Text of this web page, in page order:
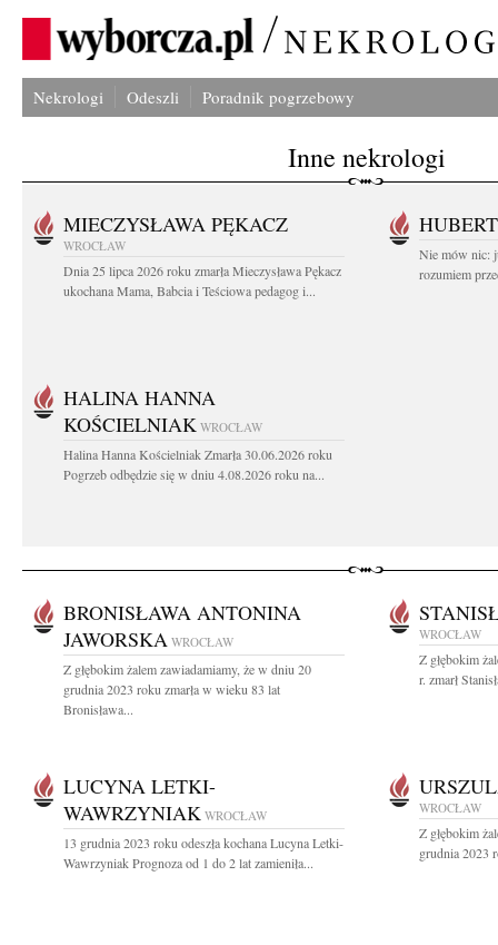
Nekrologi Odeszli Poradnik pogrzebowy
Inne nekrologi
MIECZYSŁAWA PĘKACZ
WROCŁAW
Dnia 25 lipca 2026 roku zmarła Mieczysława Pękacz
ukochana Mama, Babcia i Teściowa pedagog i...
Nie mów nic:
rozumiem
HALINA HANNA
KOŚCIELNIAK WROCŁAW
Halina Hanna Kościelniak Zmarła 30.06.2026 roku
Pogrzeb odbędzie się w dniu 4.08.2026 roku na...
BRONISŁAWA ANTONINA
JAWORSKA WROCŁAW
Z głębokim żalem zawiadamiamy, że w dniu 20
grudnia 2023 roku zmarła w wieku 83 lat
Bronisława...
WROCŁAW
Z głębokim
r. zmarł
LUCYNA LETKI-
WAWRZYNIAK WROCŁAW
13 grudnia 2023 roku odeszła kochana Lucyna Letki-
Wawrzyniak Prognoza od 1 do 2 lat zamieniła...
WROCŁAW
Z głębokim
grudnia 2023